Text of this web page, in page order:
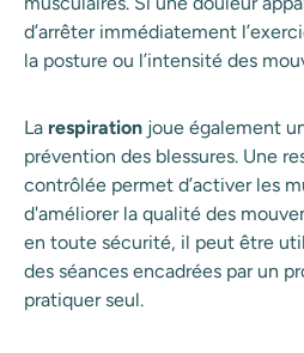
d’arrêter immédiatement
la posture ou l’intensité des
La respiration joue également
prévention des blessures. Une
contrôlée permet d’activer les
d'améliorer la qualité des
en toute sécurité, il peut être
des séances encadrées par un
pratiquer seul.